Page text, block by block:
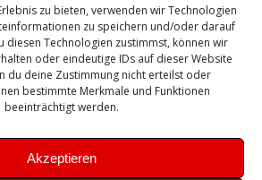
zu bieten, verwenden wir Technologien
zu speichern und/oder darauf
diesen Technologien zustimmst, können wir
oder eindeutige IDs auf dieser Website
du deine Zustimmung nicht erteilst oder
bestimmte Merkmale und Funktionen
beeinträchtigt werden.
Akzeptieren
Security Server Sicherheit
Sophos SSL Ubuntu
UTM VCenter VCSA Veeam
VPN WAZUH Windows
Zertifikat